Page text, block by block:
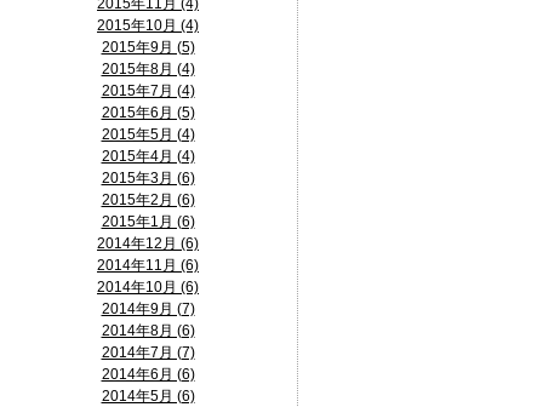
2015年10月 (4)
2015年9月 (5)
2015年8月 (4)
2015年7月 (4)
2015年6月 (5)
2015年5月 (4)
2015年4月 (4)
2015年3月 (6)
2015年2月 (6)
2015年1月 (6)
2014年12月 (6)
2014年11月 (6)
2014年10月 (6)
2014年9月 (7)
2014年8月 (6)
2014年7月 (7)
2014年6月 (6)
2014年5月 (6)